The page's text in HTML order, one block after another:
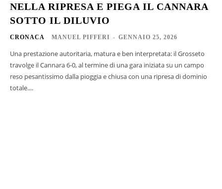
NELLA RIPRESA E PIEGA IL CANNARA
SOTTO IL DILUVIO
CRONACA MANUEL PIFFERI - GENNAIO 25, 2026
Una prestazione autoritaria, matura e ben interpretata: il Grosseto
travolge il Cannara 6-0, al termine di una gara iniziata su un campo
reso pesantissimo dalla pioggia e chiusa con una ripresa di dominio
totale....